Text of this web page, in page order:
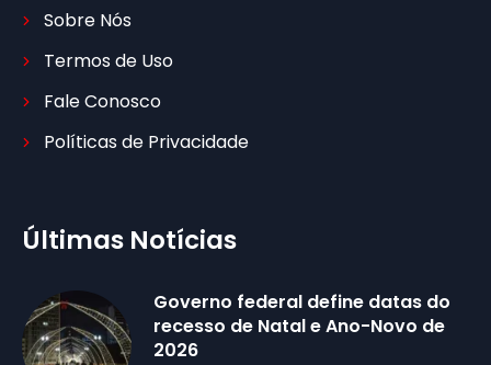
Sobre Nós
Termos de Uso
Fale Conosco
Políticas de Privacidade
Últimas Notícias
Governo federal define datas do
recesso de Natal e Ano-Novo de
2026